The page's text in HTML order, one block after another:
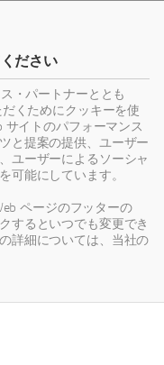
ださい
・パートナーととも
くためにクッキーを使
サイトのパフォーマンス
と提案の提供、ユーザー
ユーザーによるソーシャ
可能にしています。
ページのフッターの
するといつでも変更でき
詳細については、当社の